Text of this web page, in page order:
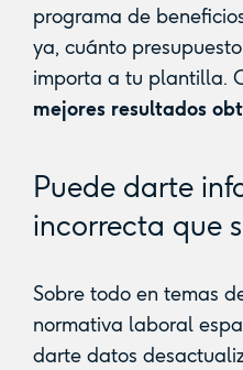
programa de
ya, cuánto
importa a tu plantilla.
mejores resultados
Puede darte
incorrecta que
Sobre todo en temas
normativa laboral
darte datos